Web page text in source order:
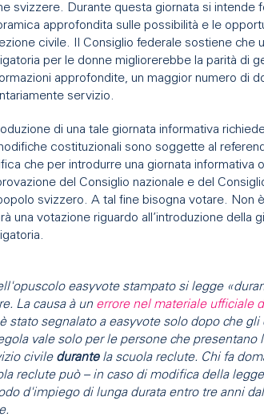
svizzere. Durante questa giornata si intende
approfondita sulle possibilità e le
civile. Il Consiglio federale sostiene che
per le donne migliorerebbe la parità di
approfondite, un maggior numero di
servizio.
di una tale giornata informativa
costituzionali sono soggette al
che per introdurre una giornata informativa
del Consiglio nazionale e del
svizzero. A tal fine bisogna votare. Non
una votazione riguardo all’introduzione della
easyvote stampato si legge
La causa à un errore nel materiale ufficiale
stato segnalato a easyvote solo dopo che
vale solo per le persone che presentano
civile durantela scuola reclute. Chi fa
reclute può – in caso di modifica della
d'impiego di lunga durata entro tre anni